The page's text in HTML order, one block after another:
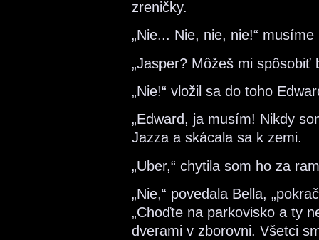
zreničky.
„Nie... Nie, nie, nie!“
„Jasper? Môžeš mi spôsobiť
„Nie!“ vložil sa do toho
„Edward, ja musím! Nikdy
Jazza a skácala sa k zemi.
„Uber,“ chytila som ho za
„Nie,“ povedala Bella,
„Choďte na parkovisko a ty
dverami v zborovni. Všetci